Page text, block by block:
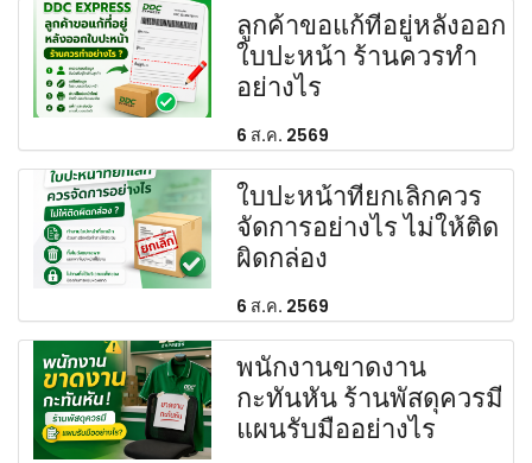
ลูกค้าขอแก้ที่อยู่หลังออก
ใบปะหน้า ร้านควรทำ
อย่างไร
6 ส.ค. 2569
ใบปะหน้าที่ยกเลิกควร
จัดการอย่างไร ไม่ให้ติด
ผิดกล่อง
6 ส.ค. 2569
พนักงานขาดงาน
กะทันหัน ร้านพัสดุควรมี
แผนรับมืออย่างไร